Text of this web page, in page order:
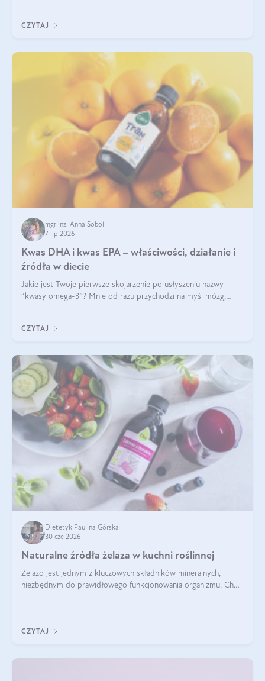
CZYTAJ
mgr inż. Anna Sobol
7 lip 2026
Kwas DHA i kwas EPA – właściwości, działanie i
źródła w diecie
Jakie jest Twoje pierwsze skojarzenie po usłyszeniu nazwy
“kwasy omega-3”? Mnie od razu przychodzi na myśl mózg,
EPA.
CZYTAJ
Dietetyk Paulina Górska
30 cze 2026
Naturalne źródła żelaza w kuchni roślinnej
Żelazo jest jednym z kluczowych składników mineralnych,
niezbędnym do prawidłowego funkcjonowania organizmu. Choć
CZYTAJ